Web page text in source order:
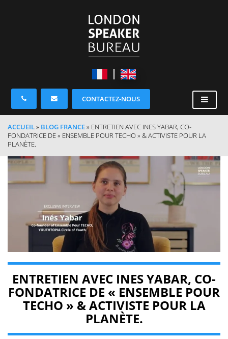
CONTACTEZ-NOUS
ACCUEIL» BLOG FRANCE» ENTRETIEN AVEC INES YABAR, CO-
FONDATRICE DE « ENSEMBLE POUR TECHO » & ACTIVISTE POUR LA
PLANÈTE.
ENTRETIEN AVEC INES YABAR, CO-
FONDATRICE DE « ENSEMBLE POUR
TECHO » & ACTIVISTE POUR LA
PLANÈTE.